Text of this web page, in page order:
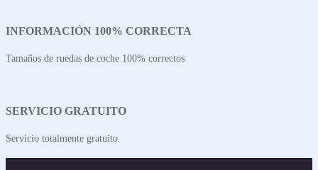
INFORMACIÓN 100% CORRECTA
Tamaños de ruedas de coche 100% correctos
SERVICIO GRATUITO
Servicio totalmente gratuito